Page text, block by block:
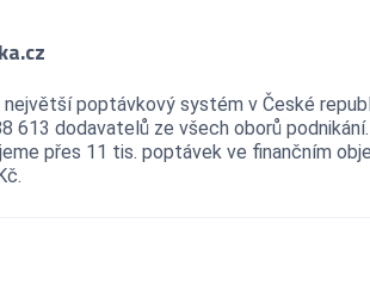
poptávkový systém v České
613 dodavatelů ze všech oborů podnikání.
přes 11 tis. poptávek ve finančním